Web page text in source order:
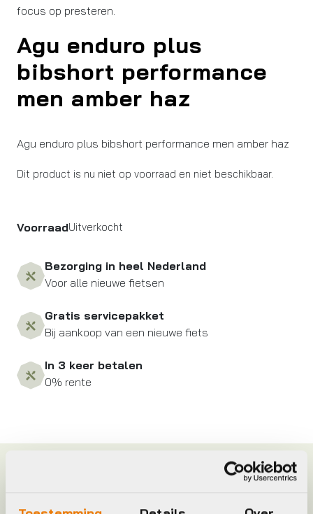
focus op presteren.
Agu enduro plus
bibshort performance
men amber haz
Agu enduro plus bibshort performance men amber haz
Dit product is nu niet op voorraad en niet beschikbaar.
VoorraadUitverkocht
Bezorging in heel Nederland
Voor alle nieuwe fietsen
Gratis servicepakket
Bij aankoop van een nieuwe fiets
In 3 keer betalen
0% rente